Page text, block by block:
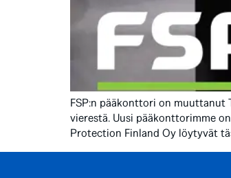
FSP:n pääkonttori on muuttanut
vierestä. Uusi pääkonttorimme
Protection Finland Oy löytyvät